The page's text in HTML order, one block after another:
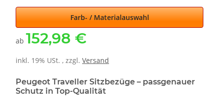
Farb- / Materialauswahl
ab 152,98 €
inkl. 19% USt. , zzgl. Versand
Peugeot Traveller Sitzbezüge – passgenauer
Schutz in Top-Qualität